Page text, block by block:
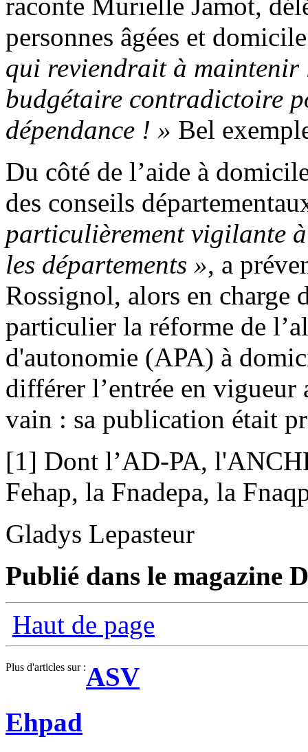
personnes âgées et
qui reviendrait à maintenir
budgétaire contradictoire
dépendance ! » Bel
Du côté de l’aide à
des conseils
particulièrement vigilante
les départements », a
Rossignol, alors en charge
particulier la réforme de
d'autonomie (APA) à
différer l’entrée en vigueur
vain : sa publication était
[1] Dont l’AD-PA,
Fehap, la Fnadepa, la
Gladys Lepasteur
Publié dans le magazine
Haut de page
Plus d'articles sur :ASV
Ehpad